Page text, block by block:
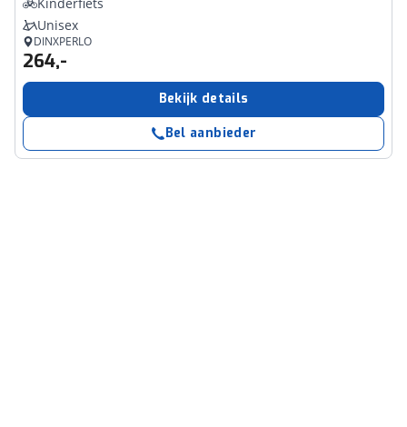
Unisex
DINXPERLO
264,-
Bekijk details
Bel aanbieder